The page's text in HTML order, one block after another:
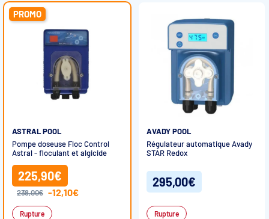
PROMO
ASTRAL POOL
Pompe doseuse Floc Control
Astral - floculant et algicide
225,90€
238,00€ -12,10€
Rupture
AVADY POOL
Régulateur automatique Avady
STAR Redox
295,00€
Rupture